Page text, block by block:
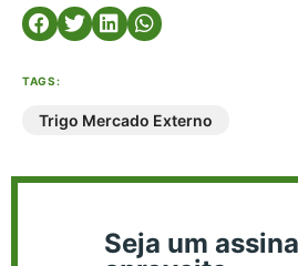
TAGS:
Trigo Mercado Externo
Seja um